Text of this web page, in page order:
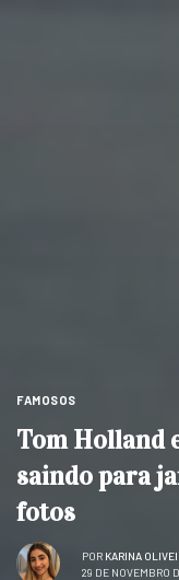
FAMOSOS
Tom Holland
saindo para
fotos
POR KARINA
29 DE NOVEMBRO